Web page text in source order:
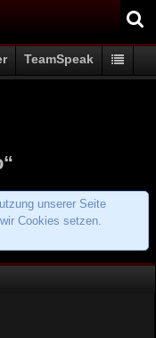
TeamSpeak
unserer Seite
Cookies setzen.